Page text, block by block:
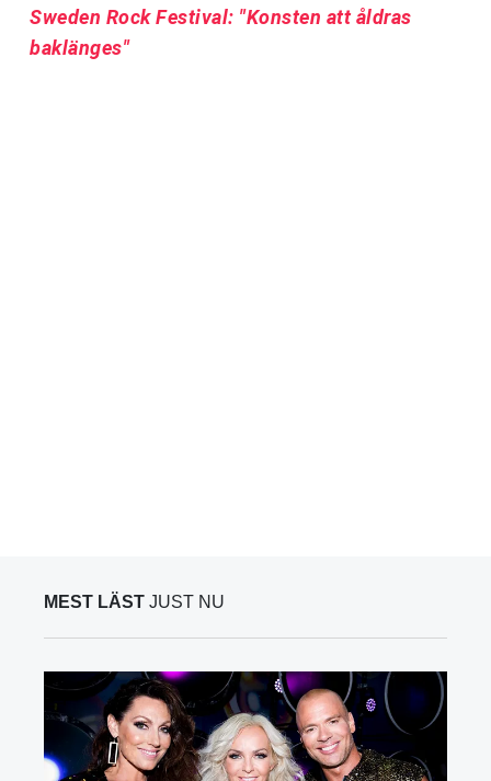
Sweden Rock Festival: "Konsten att åldras
baklänges"
MEST LÄST JUST NU